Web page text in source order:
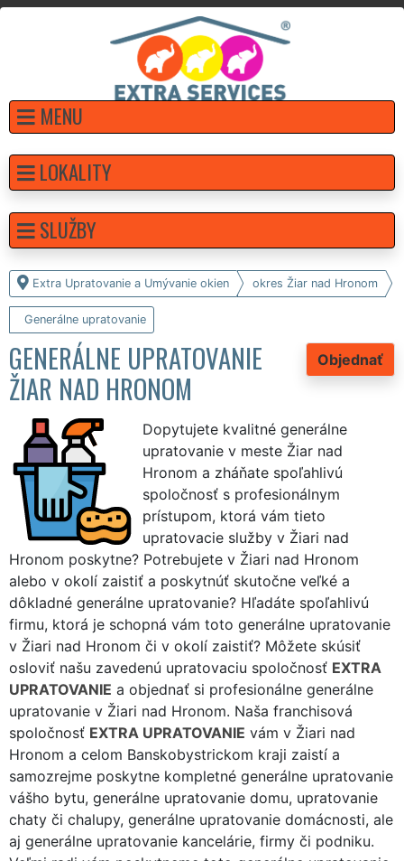
MENU
Extra Upratovanie a Umývanie okien okres Žiar nad Hronom
Generálne upratovanie
Objednať
GENERÁLNE UPRATOVANIE
ŽIAR NAD HRONOM
Dopytujete kvalitné generálne
upratovanie v meste Žiar nad
Hronom a zháňate spoľahlivú
spoločnosť s profesionálnym
prístupom, ktorá vám tieto
upratovacie služby v Žiari nad
Hronom poskytne? Potrebujete v Žiari nad Hronom
alebo v okolí zaistiť a poskytnúť skutočne veľké a
dôkladné generálne upratovanie? Hľadáte spoľahlivú
firmu, ktorá je schopná vám toto generálne upratovanie
v Žiari nad Hronom či v okolí zaistiť? Môžete skúsiť
osloviť našu zavedenú upratovaciu spoločnosť EXTRA
UPRATOVANIE a objednať si profesionálne generálne
upratovanie v Žiari nad Hronom. Naša franchisová
spoločnosť EXTRA UPRATOVANIE vám v Žiari nad
Hronom a celom Banskobystrickom kraji zaistí a
samozrejme poskytne kompletné generálne upratovanie
vášho bytu, generálne upratovanie domu, upratovanie
chaty či chalupy, generálne upratovanie domácnosti, ale
aj generálne upratovanie kancelárie, firmy či podniku.
LOKALITY
SLUŽBY